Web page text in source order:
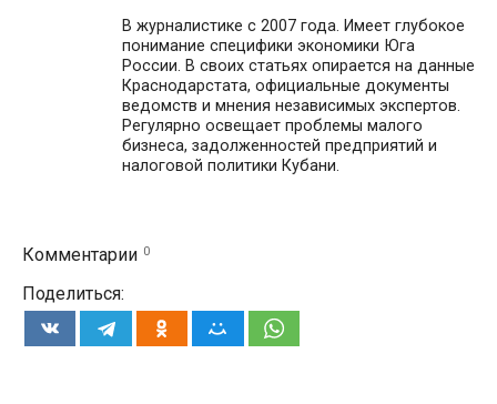
В журналистике с 2007 года. Имеет глубокое
понимание специфики экономики Юга
России. В своих статьях опирается на данные
Краснодарстата, официальные документы
ведомств и мнения независимых экспертов.
Регулярно освещает проблемы малого
бизнеса, задолженностей предприятий и
налоговой политики Кубани.
Комментарии 0
Поделиться: